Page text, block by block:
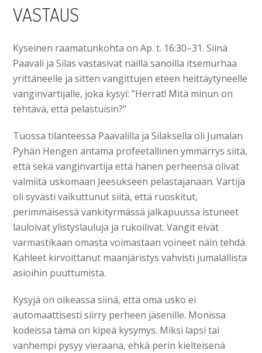
VASTAUS
Kyseinen raamatunkohta on Ap. t. 16:30–31. Siinä
Paavali ja Silas vastasivat näillä sanoilla itsemurhaa
yrittäneelle ja sitten vangittujen eteen heittäytyneelle
vanginvartijalle, joka kysyi: ”Herrat! Mitä minun on
tehtävä, että pelastuisin?”
Tuossa tilanteessa Paavalilla ja Silaksella oli Jumalan
Pyhän Hengen antama profeetallinen ymmärrys siitä,
että sekä vanginvartija että hänen perheensä olivat
valmiita uskomaan Jeesukseen pelastajanaan. Vartija
oli syvästi vaikuttunut siitä, että ruoskitut,
perimmäisessä vankityrmässä jalkapuussa istuneet
lauloivat ylistyslauluja ja rukoilivat. Vangit eivät
varmastikaan omasta voimastaan voineet näin tehdä.
Kahleet kirvoittanut maanjäristys vahvisti jumalallista
asioihin puuttumista.
Kysyjä on oikeassa siinä, että oma usko ei
automaattisesti siirry perheen jäsenille. Monissa
kodeissa tämä on kipeä kysymys. Miksi lapsi tai
vanhempi pysyy vieraana, ehkä perin kielteisenä